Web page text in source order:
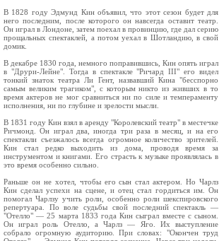
В 1828 году Эдмунд Кин объявил, что этот сезон будет для
него последним, после которого он навсегда оставит театр.
Он играл в Лондоне, затем поехал в провинцию, где дал серию
прощальных спектаклей, а потом уехал в Шотландию, в свой
домик.
В декабре 1830 года, немного поправившись, Кин опять играл
в "Друри-Лейне". Тогда в спектакле "Ричард III" его видел
тонкий знаток театра Ли Гент, назвавший Кина "бесспорно
самым великим трагиком", с которым никто из живших в то
время актеров не мог сравниться ни по силе и темпераменту
исполнения, ни по глубине и зрелости мысли.
В 1831 году Кин взял в аренду "Королевский театр" в местечке
Ричмонд. Он играл два, иногда три раза в месяц, и на его
спектакли съезжалось всегда огромное количество зрителей.
Кин стал редко выходить из дома, проводя время за
инструментом и книгами. Его страсть к музыке проявлялась в
это время особенно сильно.
Раньше он не хотел, чтобы его сын стал актером. Но Чарлз
Кин сделал успехи на сцене, и отец стал гордиться им. Он
помогал Чарлзу учить роли, особенно роли шекспировского
репертуара. По воле судьбы свой последний спектакль —
"Отелло" — 25 марта 1833 года Кин сыграл вместе с сыном.
Он играл роль Отелло, а Чарлз — Яго. Их выступление
собрало огромную аудиторию. При словах: "Окончен труд